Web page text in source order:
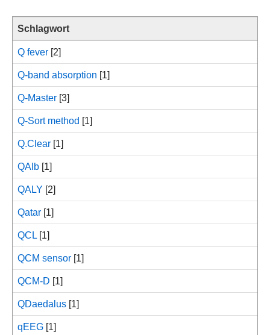
Schlagwort
Q fever [2]
Q-band absorption [1]
Q-Master [3]
Q-Sort method [1]
Q.Clear [1]
QAlb [1]
QALY [2]
Qatar [1]
QCL [1]
QCM sensor [1]
QCM-D [1]
QDaedalus [1]
qEEG [1]